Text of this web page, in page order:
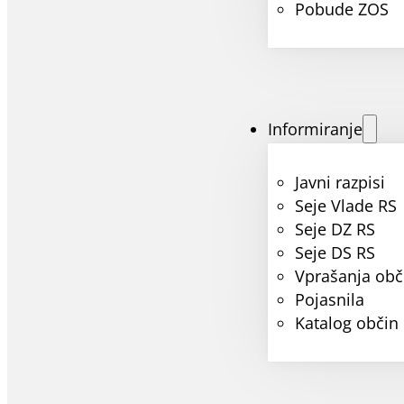
Pobude ZOS
Informiranje
Javni razpisi
Seje Vlade RS
Seje DZ RS
Seje DS RS
Vprašanja
Pojasnila
Katalog občin